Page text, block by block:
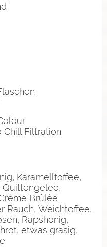
Filtration
Karamelltoffee,
Quittengelee,
Brûlée
Rauch, Weichtoffee,
Rapshonig,
etwas grasig,